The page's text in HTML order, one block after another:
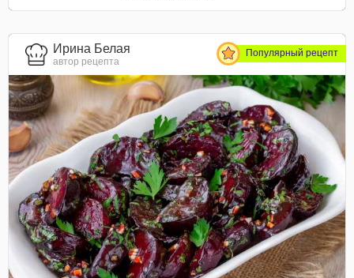
Ирина Белая
автор рецепта
Популярный рецепт